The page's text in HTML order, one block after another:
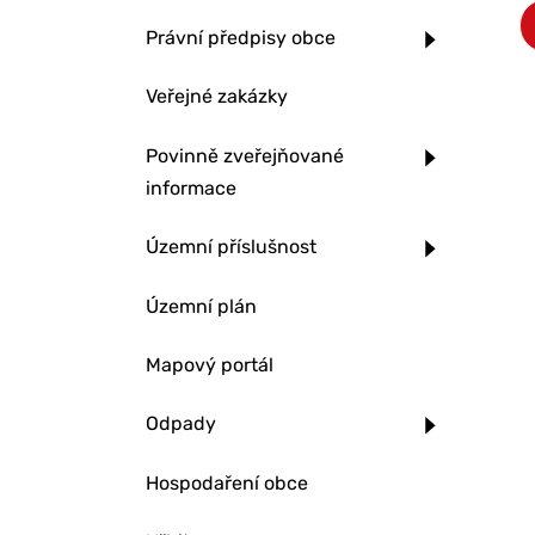
Právní předpisy obce
Veřejné zakázky
Povinně zveřejňované
informace
Územní příslušnost
Územní plán
Mapový portál
Odpady
Hospodaření obce